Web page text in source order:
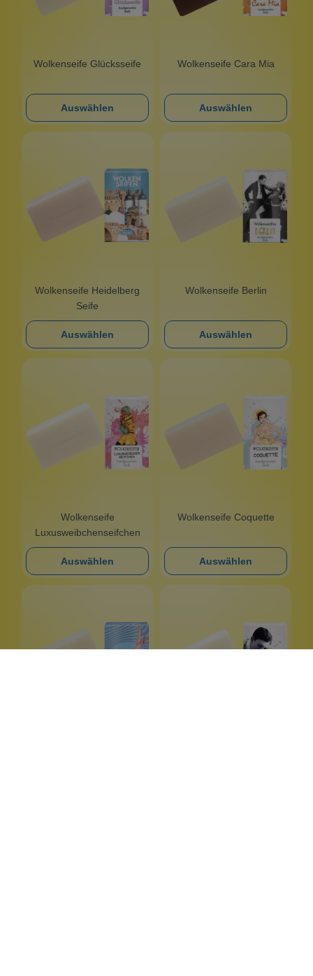
Wolkenseife Glücksseife
Auswählen
Wolkenseife Cara Mia
Auswählen
Wolkenseife Heidelberg
Seife
Auswählen
Wolkenseife Berlin
Auswählen
Wolkenseife
Luxusweibchenseifchen
Auswählen
Wolkenseife Coquette
Auswählen